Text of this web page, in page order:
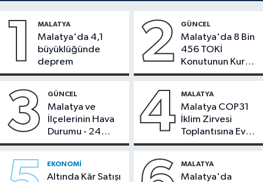
1 MALATYA
Malatya'da 4,1
büyüklüğünde
deprem
2 GÜNCEL
Malatya'da 8 Bin
456 TOKİ
Konutunun Kurası
Bugün Çekiliyor
3 GÜNCEL
Malatya ve
İlçelerinin Hava
Durumu - 24
Temmuz 2026
4 MALATYA
Malatya COP31
İklim Zirvesi
Toplantısına Ev
Sahipliği Yaptı
EKONOMI
Altında Kâr Satışı
MALATYA
Malatya'da